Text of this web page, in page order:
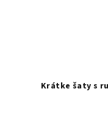
Krátke šaty s